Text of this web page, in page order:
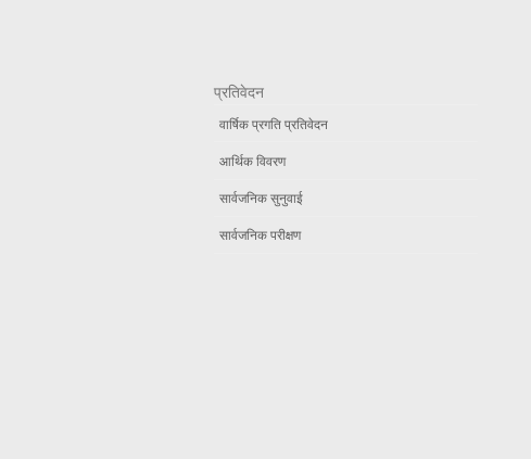
प्रतिवेदन
वार्षिक प्रगति प्रतिवेदन
आर्थिक विवरण
सार्वजनिक सुनुवाई
सार्वजनिक परीक्षण